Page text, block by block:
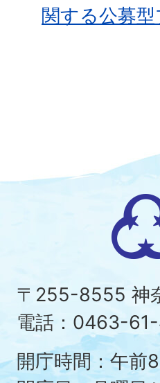
関する公募
〒255-8555 神
電話：0463-
開庁時間：午前